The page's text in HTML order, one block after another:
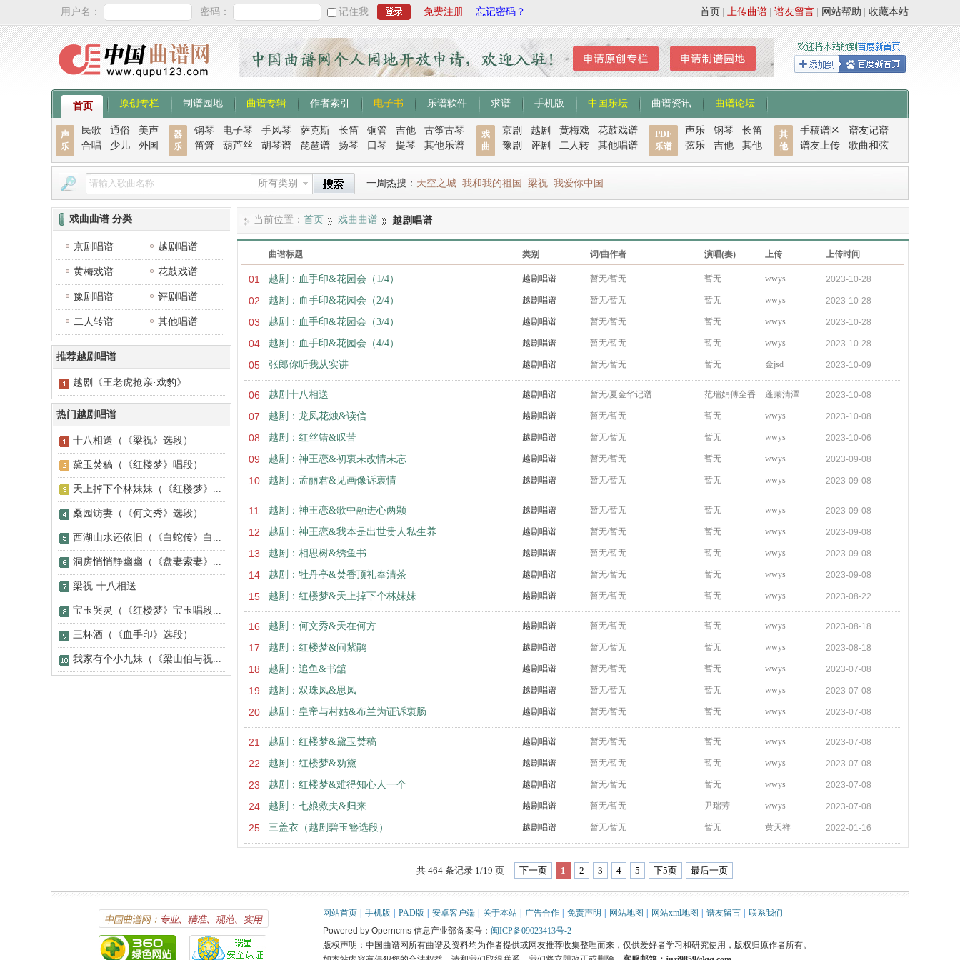
用户名： 密码： 记住我 免费注册 忘记密码？ 收藏本站
网站帮助
谱友留言
上传曲谱
首页
首页 原创专栏 制谱园地 曲谱专辑 作者索引 电子书 乐谱软件 求谱 手机版 中国乐坛 曲谱资讯 曲谱论坛
声
乐
民歌 通俗
美声
合唱
少儿 外国
器
乐
钢琴 电子琴 手风琴 萨克斯 长笛 铜管 吉他
古筝古琴
笛箫
葫芦丝 胡琴谱 琵琶谱 扬琴 口琴 提琴 其他乐谱
戏
曲
京剧 越剧 黄梅戏
花鼓戏谱
豫剧
评剧 二人转 其他唱谱
PDF
乐谱
声乐 钢琴
长笛
弦乐
吉他 其他
其
他
手稿谱区
谱友记谱
谱友上传
歌曲和弦
所有类别 一周热搜： 天空之城 我和我的祖国 梁祝 我爱你中国
当前位置： 首页 戏曲曲谱 越剧唱谱
曲谱标题 类别 词/曲作者 演唱(奏) 上传 上传时间
01 越剧：血手印&花园会（1/4） 越剧唱谱 暂无/暂无 暂无 wwys 2023-10-28
02 越剧：血手印&花园会（2/4） 越剧唱谱 暂无/暂无 暂无 wwys 2023-10-28
03 越剧：血手印&花园会（3/4） 越剧唱谱 暂无/暂无 暂无 wwys 2023-10-28
04 越剧：血手印&花园会（4/4） 越剧唱谱 暂无/暂无 暂无 wwys 2023-10-28
05 张郎你听我从实讲 越剧唱谱 暂无/暂无 暂无 金jsd 2023-10-09
06 越剧十八相送 越剧唱谱 暂无/夏金华记谱 范瑞娟傅全香 蓬莱清潭 2023-10-08
07 越剧：龙凤花烛&读信 越剧唱谱 暂无/暂无 暂无 wwys 2023-10-08
08 越剧：红丝错&叹苦 越剧唱谱 暂无/暂无 暂无 wwys 2023-10-06
09 越剧：神王恋&初衷未改情未忘 越剧唱谱 暂无/暂无 暂无 wwys 2023-09-08
10 越剧：孟丽君&见画像诉衷情 越剧唱谱 暂无/暂无 暂无 wwys 2023-09-08
11 越剧：神王恋&歌中融进心两颗 越剧唱谱 暂无/暂无 暂无 wwys 2023-09-08
12 越剧：神王恋&我本是出世贵人私生养 越剧唱谱 暂无/暂无 暂无 wwys 2023-09-08
13 越剧：相思树&绣鱼书 越剧唱谱 暂无/暂无 暂无 wwys 2023-09-08
14 越剧：牡丹亭&焚香顶礼奉清茶 越剧唱谱 暂无/暂无 暂无 wwys 2023-09-08
15 越剧：红楼梦&天上掉下个林妹妹 越剧唱谱 暂无/暂无 暂无 wwys 2023-08-22
16 越剧：何文秀&天在何方 越剧唱谱 暂无/暂无 暂无 wwys 2023-08-18
17 越剧：红楼梦&问紫鹃 越剧唱谱 暂无/暂无 暂无 wwys 2023-08-18
18 越剧：追鱼&书舘 越剧唱谱 暂无/暂无 暂无 wwys 2023-07-08
19 越剧：双珠凤&思凤 越剧唱谱 暂无/暂无 暂无 wwys 2023-07-08
20 越剧：皇帝与村姑&布兰为证诉衷肠 越剧唱谱 暂无/暂无 暂无 wwys 2023-07-08
21 越剧：红楼梦&黛玉焚稿 越剧唱谱 暂无/暂无 暂无 wwys 2023-07-08
22 越剧：红楼梦&劝黛 越剧唱谱 暂无/暂无 暂无 wwys 2023-07-08
23 越剧：红楼梦&难得知心人一个 越剧唱谱 暂无/暂无 暂无 wwys 2023-07-08
24 越剧：七娘救夫&归来 越剧唱谱 暂无/暂无 尹瑞芳 wwys 2023-07-08
25 三盖衣（越剧碧玉簪选段） 越剧唱谱 暂无/暂无 暂无 黄天祥 2022-01-16
共 464 条记录 1/19 页 下一页 1 2 3 4 5 下5页 最后一页
戏曲曲谱 分类
京剧唱谱 越剧唱谱
黄梅戏谱 花鼓戏谱
豫剧唱谱 评剧唱谱
二人转谱 其他唱谱
推荐越剧唱谱
越剧《王老虎抢亲·戏豹》
热门越剧唱谱
十八相送（《梁祝》选段）
黛玉焚稿（《红楼梦》唱段）
天上掉下个林妹妹（《红楼梦》...
桑园访妻（《何文秀》选段）
西湖山水还依旧（《白蛇传》白...
洞房悄悄静幽幽（《盘妻索妻》...
梁祝·十八相送
宝玉哭灵（《红楼梦》宝玉唱段...
三杯酒（《血手印》选段）
我家有个小九妹（《梁山伯与祝...
网站首页 手机版 PAD版 安卓客户端 关于本站 广告合作 免责声明 网站地图 网站xml地图 谱友留言
联系我们
Powered by Operncms 信息产业部备案号： 闽ICP备09023413号-2
版权声明：中国曲谱网所有曲谱及资料均为作者提供或网友推荐收集整理而来，仅供爱好者学习和研究使用，版权归原作者所有。